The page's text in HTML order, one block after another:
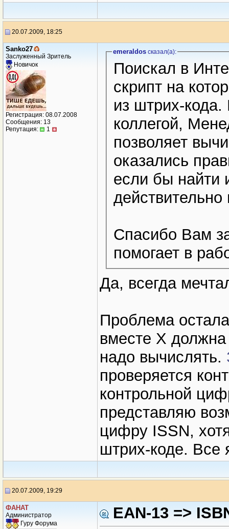
20.07.2009, 18:25
Sanko27
Заслуженный Зритель
Новичок
Регистрация: 08.07.2008
Сообщения: 13
Репутация:
1
emeraldosсказал(a):
Поискал в
скрипт на
из штрих-
коллегой,
позволяет
оказались
если бы найти
Спасибо Вам
помогает в
Да, всегда
Проблема
вместе Х
надо вычислять.
проверяется
контрольной
представляю
цифру ISSN,
штрих-коде.
20.07.2009, 19:29
ФАНАТ
Администратор
Гуру Форума
EAN-13 =>